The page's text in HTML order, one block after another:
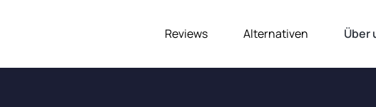
Reviews Alternativen Über